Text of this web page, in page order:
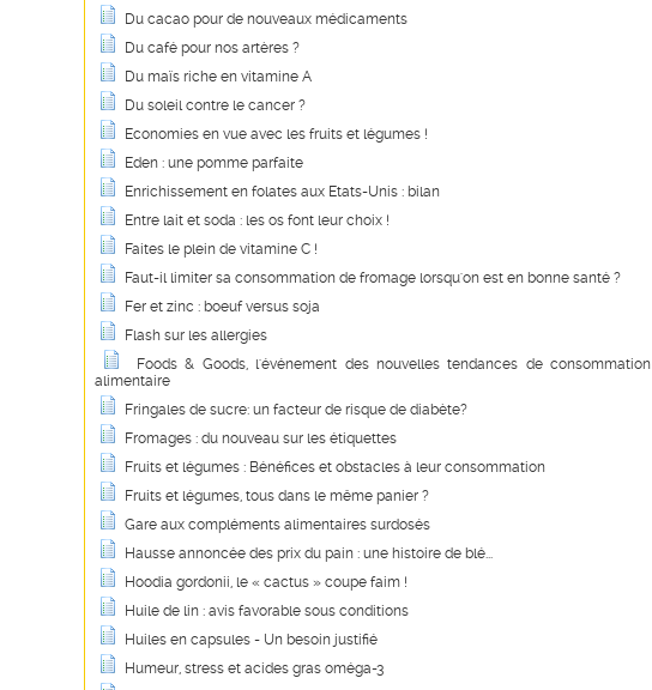
Du cacao pour de nouveaux médicaments
Du café pour nos artères ?
Du maïs riche en vitamine A
Du soleil contre le cancer ?
Economies en vue avec les fruits et légumes !
Eden : une pomme parfaite
Enrichissement en folates aux Etats-Unis : bilan
Entre lait et soda : les os font leur choix !
Faites le plein de vitamine C !
Faut-il limiter sa consommation de fromage lorsqu'on est en bonne santé ?
Fer et zinc : boeuf versus soja
Flash sur les allergies
Foods & Goods, l'événement des nouvelles tendances de consommation
alimentaire
Fringales de sucre: un facteur de risque de diabète?
Fromages : du nouveau sur les étiquettes
Fruits et légumes : Bénéfices et obstacles à leur consommation
Fruits et légumes, tous dans le même panier ?
Gare aux compléments alimentaires surdosés
Hausse annoncée des prix du pain : une histoire de blé...
Hoodia gordonii, le « cactus » coupe faim !
Huile de lin : avis favorable sous conditions
Huiles en capsules - Un besoin justifié
Humeur, stress et acides gras oméga-3